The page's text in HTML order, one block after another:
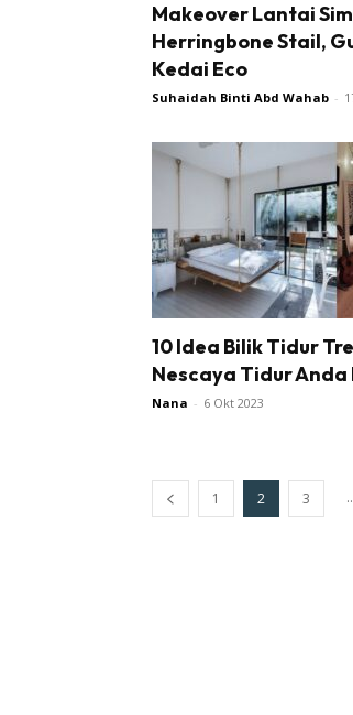
Makeover Lantai
Herringbone Stail,
Kedai Eco
Suhaidah Binti Abd Wahab -
10 Idea Bilik Tidur
Nescaya Tidur Anda
Nana - 6 Okt 2023
1 2 3